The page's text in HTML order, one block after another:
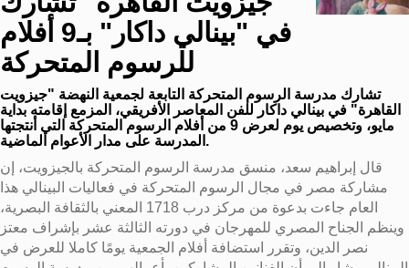
في "بينالي داكار" بـ9 أفلام
للرسوم المتحركة
تشارك مدرسة الرسوم المتحركة التابعة لجمعية النهضة "جيزويت
القاهرة" في بينالي داكار للفن المعاصر الأفريقي، المزمع إقامته بداية
مايو، وتخصيص يوم لعرض 9 من أفلام الرسوم المتحركة التي أنتجتها
المدرسة على مدار الأعوام الماضية.
قال إبراهيم سعد، منسق مدرسة الرسوم المتحركة بالجيزويت، إن
مشاركة مصر في مجال الرسوم المتحركة في فعاليات البينالي هذا
العام جاءت بدعوة من مركز درب 1718 المعني بالثقافة البصرية،
وينظم الجناح المصري للمهرجان في دورته الثالثة عشر بإشراف معتز
نصر الدين، وتقرر استضافة أفلام الجمعية يومًا كاملا للعرض في